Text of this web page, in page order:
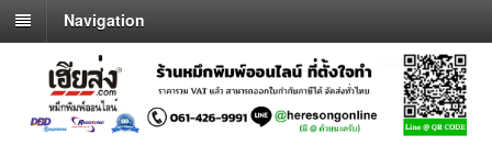
Navigation